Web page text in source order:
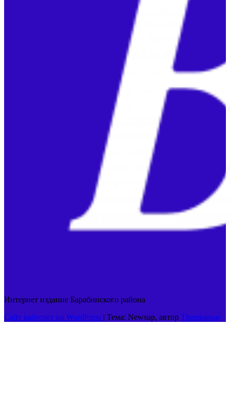
Интернет издание Барабинского района
Сайт работает на WordPress | Тема: Newsup, автор Themeansar